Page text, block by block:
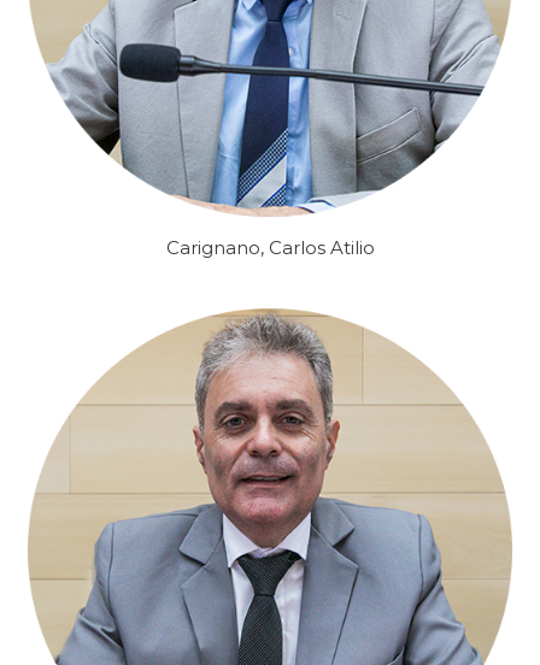
Carignano, Carlos Atilio